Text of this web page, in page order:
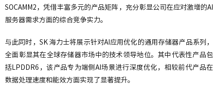
SOCAMM2，凭借丰富多元的产品矩阵，充分彰显公司在应对激增的AI
服务器需求方面的综合竞争实力。
与此同时，SK 海力士将展示针对AI应用优化的通用存储器产品系列，
全面彰显其在全球存储器市场中的技术领导地位。其中代表性产品包
括LPDDR6，该产品专为端侧AI场景进行深度优化，相较前代产品在
数据处理速度和能效方面实现了显著提升。